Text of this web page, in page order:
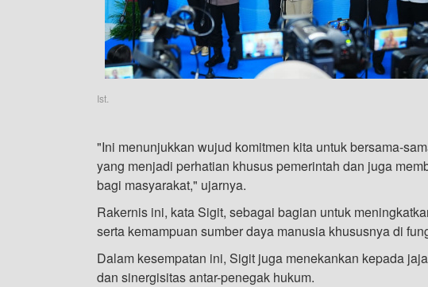
Ist.
"Ini menunjukkan wujud komitmen kita untuk bersama-
yang menjadi perhatian khusus pemerintah dan juga
bagi masyarakat," ujarnya.
Rakernis ini, kata Sigit, sebagai bagian untuk
serta kemampuan sumber daya manusia khususnya di
Dalam kesempatan ini, Sigit juga menekankan kepada
dan sinergisitas antar-penegak hukum.